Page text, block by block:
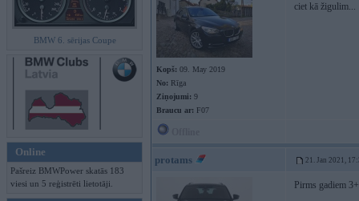
BMW 6. sērijas Coupe
Online
Pašreiz BMWPower skatās 183
viesi un 5 reģistrēti lietotāji.
Kopš: 09. May 2019
No: Rīga
Ziņojumi: 9
Braucu ar: F07
ciet kā žigulim...
protams 21. Jan 2021,
Pirms gadiem